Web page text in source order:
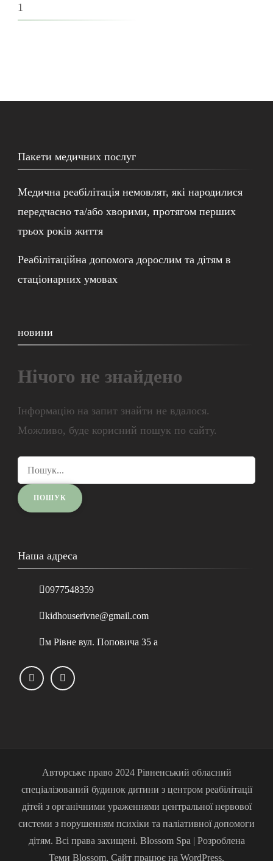
1
Пакети медичних послуг
Медична реабілітація немовлят, які народилися
передчасно та/або хворими, протягом перших
трьох років життя
Реабілітаційна допомога дорослим та дітям в
стаціонарних умовах
новини
Нічого не знайдено
Інформацію на запит знайти не вдалося.
Можливо, буде корисний пошук по сайту.
Наша адреса
0977548359
kidhouserivne@gmail.com
м Рівне вул. Поповича 35 а
Авторське право 2024 Рівненський обласний
спеціалізований будинок дитини з центром реабілітації
дітей з органічними ураженнями центральної нервової
системи з порушенням психіки та паліативної допомоги
дітям. Всі права захищені. Blossom Spa | Розроблена
Теми Blossom. Сайт працює на WordPress.